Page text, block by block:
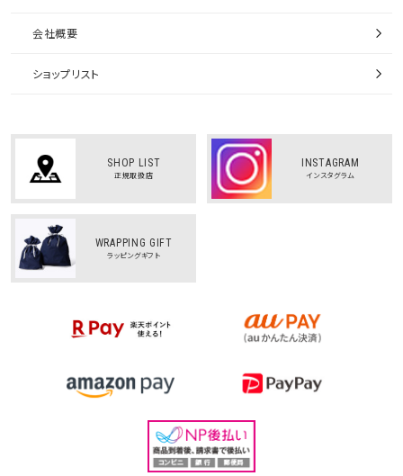
会社概要
ショップリスト
SHOP LIST
正規取扱店
INSTAGRAM
インスタグラム
WRAPPING GIFT
ラッピングギフト